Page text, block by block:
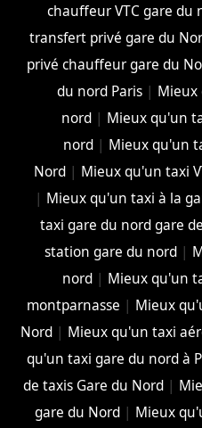
chauffeur VTC gare du
transfert privé gare du
privé chauffeur gare du
du nord Paris| Mieux
nord | Mieux qu'un
nord| Mieux qu'un
Nord| Mieux qu'un taxi
| Mieux qu'un taxi à la
taxi gare du nord gare
station gare du nord|
nord| Mieux qu'un
montparnasse | Mieux
Nord| Mieux qu'un taxi
qu'un taxi gare du nord à
de taxis Gare du Nord|
gare du Nord| Mieux